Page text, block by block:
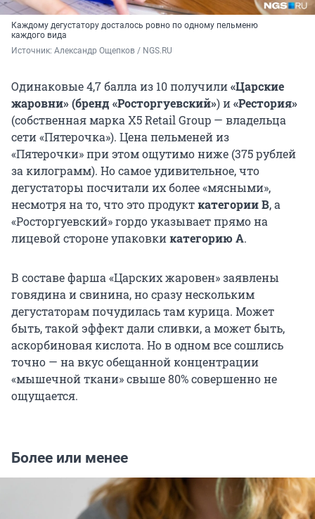
Каждому дегустатору досталось ровно по одному пельменю
каждого вида
Источник: Александр Ощепков / NGS.RU
Одинаковые 4,7 балла из 10 получили«Царские
жаровни» (бренд «Росторгуевский») и«Рестория»
(собственная марка X5 Retail Group — владельца
сети «Пятерочка»). Цена пельменей из
«Пятерочки» при этом ощутимо ниже (375 рублей
за килограмм). Но самое удивительное, что
дегустаторы посчитали их более «мясными»,
несмотря на то, что это продукткатегории В, а
«Росторгуевский» гордо указывает прямо на
лицевой стороне упаковкикатегорию А.
В составе фарша «Царских жаровен» заявлены
говядина и свинина, но сразу нескольким
дегустаторам почудилась там курица. Может
быть, такой эффект дали сливки, а может быть,
аскорбиновая кислота. Но в одном все сошлись
точно — на вкус обещанной концентрации
«мышечной ткани» свыше 80% совершенно не
ощущается.
Более или менее